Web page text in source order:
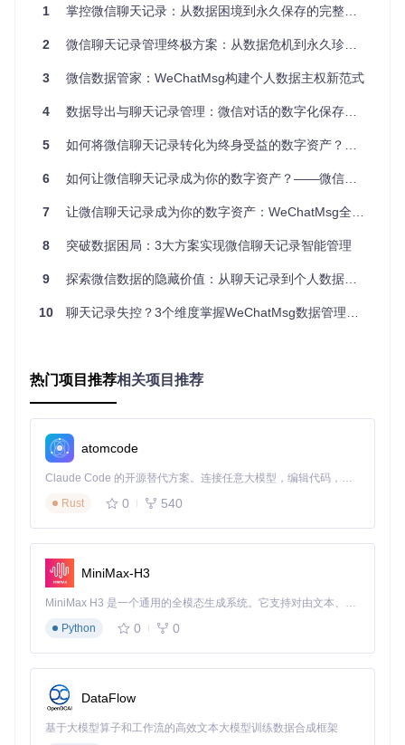
数据解析与格式转换在内存中完成
应用效果：在第三方安全测试中，工具运行过程未产生任何网
络请求，数据处理速度较云端方案提升40%，同时避免了数据
跨境传输带来的合规风险。
实战锦囊：首次使用前建议通过微信"设置→通用→聊天记
录备份与迁移"功能创建本地备份，避免直接操作原始数据库
呈现形式：商务沟通需生成正式报告，个人回忆偏好时间线展
式引擎】突破单一导出模式，构建起覆盖文档、分析、存档的
处理模块。通过数据抽象层实现一次解析、多格式输出，
避免重复数据处理带来的性能损耗。
实现路径：
在主界面"导出设置"面板勾选目标格式
设置CSV导出的字段筛选规则（支持12项数据维度）
选择Word文档的分页与页眉页脚样式
育工作者利用HTML时间线回顾教学互动历史，法务人员借助
Word格式生成可打印的证据文档，格式转换准确率达99.7%。
过10GB的超大型聊天记录，可使用"分段导出"功能按时间区间
拆分任务。
3. 激活数据价值：聊天行为智能分析系统
1 掌控微信聊天记录：从数据困境到永久保存的完整指南
2 微信聊天记录管理终极方案：从数据危机到永久珍藏的完整指南
3 微信数据管家：WeChatMsg构建个人数据主权新范式
4 数据导出与聊天记录管理：微信对话的数字化保存与价值挖掘指南
5 如何将微信聊天记录转化为终身受益的数字资产？智能管理工具WeChatMsg全解析
6 如何让微信聊天记录成为你的数字资产？——微信数据永久保存与智能分析全攻略
7 让微信聊天记录成为你的数字资产：WeChatMsg全方位应用指南
8 突破数据困局：3大方案实现微信聊天记录智能管理
9 探索微信数据的隐藏价值：从聊天记录到个人数据资产的转变
10 聊天记录失控？3个维度掌握WeChatMsg数据管理主动权
热门项目推荐相关项目推荐
atomcode
Claude Code 的开源替代方案。连接任意大模型，编辑代码，运行命令，自动验证 — 全自动执行。用 Rust 构建，极致性能。 ｜ An open-source alternative to Claude Code. Connect any LLM, edit code, run commands, and verify changes — autonomously. Built in Rust for speed. Get Started
Rust
0 540
MiniMax-H3
MiniMax H3 是一个通用的全模态生成系统。它支持对由文本、图像、视频和音频组成的多模态上下文进行统一理解，并能生成分辨率高达 2K、时长可达 15 秒的带原生立体声音频的视频。得益于面向任务泛化的系统设计，H3 在预训练阶段就已具备广泛的多模态上下文理解与生成能力，能够出色地执行复杂的多模态指令。
Python
0 0
DataFlow
基于大模型算子和工作流的高效文本大模型训练数据合成框架